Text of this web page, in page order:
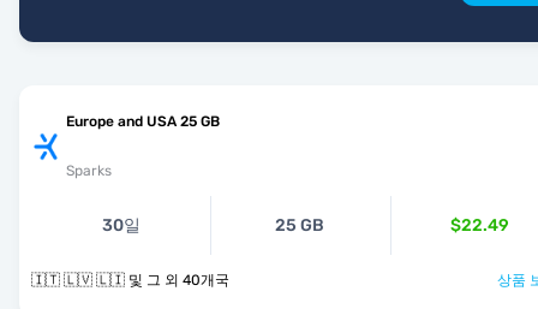
Europe and USA 25 GB
Sparks
30일 25 GB $22.49
🇮🇹 🇱🇻 🇱🇮 및 그 외 40개국 상품